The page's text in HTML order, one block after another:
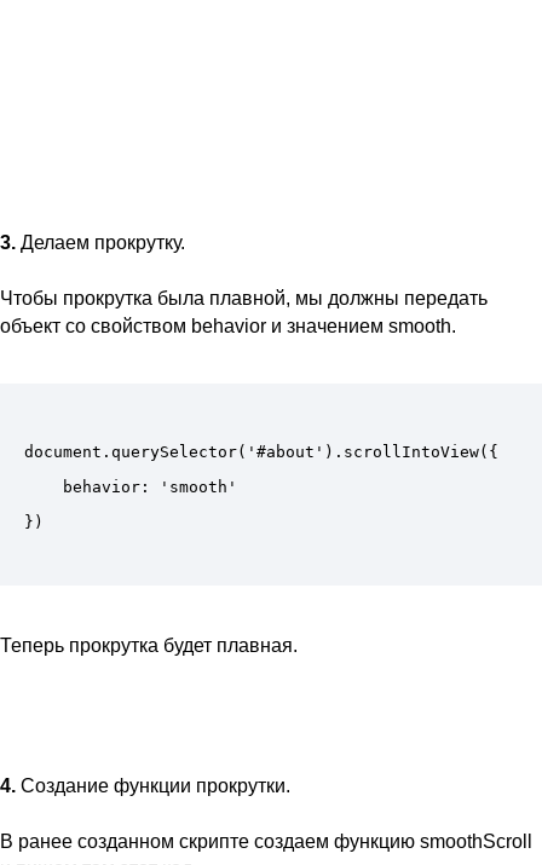
3. Делаем прокрутку.
Чтобы прокрутка была плавной, мы должны передать
объект со свойством behavior и значением smooth.
document.querySelector('#about').scrollIntoView({
Теперь прокрутка будет плавная.
4. Создание функции прокрутки.
В ранее созданном скрипте создаем функцию smoothScroll